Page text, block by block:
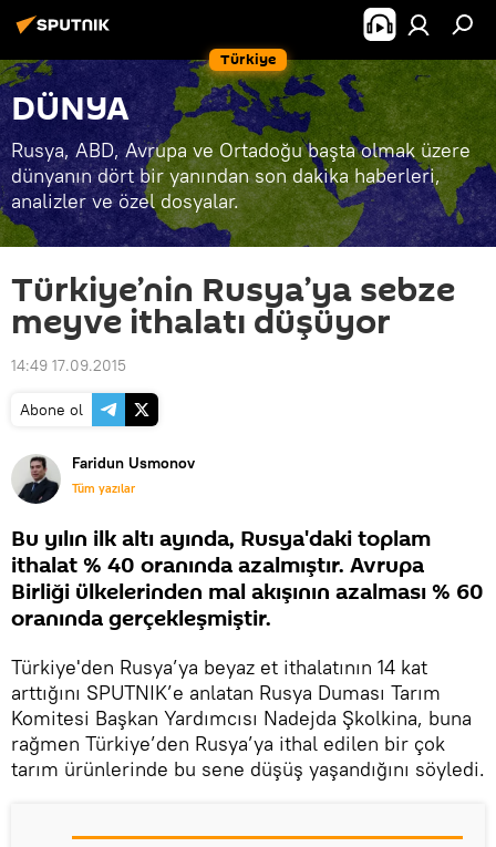
Türkiye
DÜNYA
Rusya, ABD, Avrupa ve Ortadoğu başta olmak üzere
dünyanın dört bir yanından son dakika haberleri,
analizler ve özel dosyalar.
Türkiye’nin Rusya’ya sebze
meyve ithalatı düşüyor
14:49 17.09.2015
Abone ol
Faridun Usmonov
Tüm yazılar
Bu yılın ilk altı ayında, Rusya'daki toplam
ithalat % 40 oranında azalmıştır. Avrupa
Birliği ülkelerinden mal akışının azalması % 60
oranında gerçekleşmiştir.
Türkiye'den Rusya’ya beyaz et ithalatının 14 kat
arttığını SPUTNIK’e anlatan Rusya Duması Tarım
Komitesi Başkan Yardımcısı Nadejda Şkolkina, buna
rağmen Türkiye’den Rusya’ya ithal edilen bir çok
tarım ürünlerinde bu sene düşüş yaşandığını söyledi.